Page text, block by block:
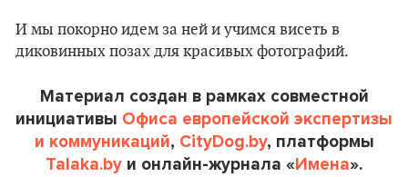
И мы покорно идем за ней и учимся висеть в
диковинных позах для красивых фотографий.
Материал создан в рамках совместной
инициативы Офиса европейской экспертизы
и коммуникаций, CityDog.by, платформы
Talaka.by и онлайн-журнала «Имена».